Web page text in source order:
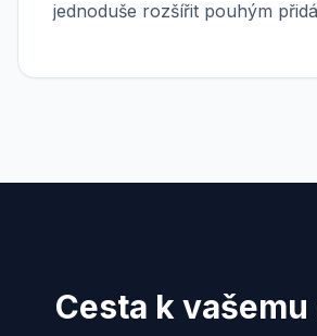
jednoduše rozšířit pouhým
Cesta k